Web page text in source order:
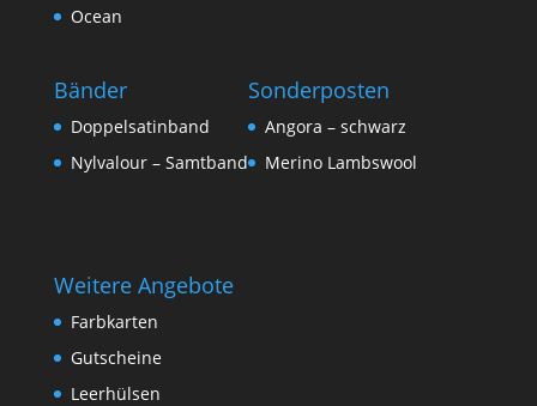
Ocean
Bänder
Doppelsatinband
Nylvalour – Samtband
Sonderposten
Angora – schwarz
Merino Lambswool
Weitere Angebote
Farbkarten
Gutscheine
Leerhülsen